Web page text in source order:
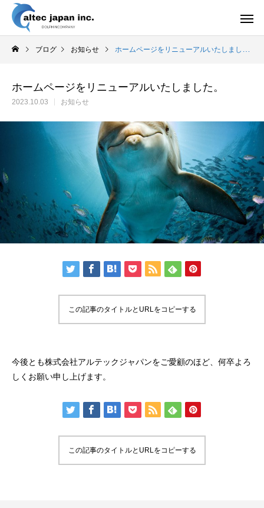
サプリメント
ブログ お知らせ ホームページをリニューアルいたしました。
ホームページをリニューアルいたしました。
2023.10.03 お知らせ
この記事のタイトルとURLをコピーする
今後とも株式会社アルテックジャパンをご愛顧のほど、何卒よろ
しくお願い申し上げます。
この記事のタイトルとURLをコピーする